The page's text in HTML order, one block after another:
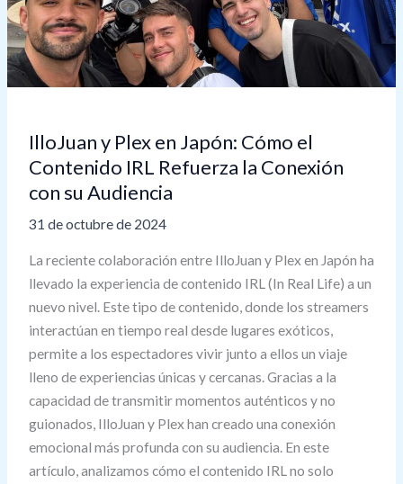
IlloJuan y Plex en Japón: Cómo el
Contenido IRL Refuerza la Conexión
con su Audiencia
31 de octubre de 2024
La reciente colaboración entre IlloJuan y Plex en Japón ha
llevado la experiencia de contenido IRL (In Real Life) a un
nuevo nivel. Este tipo de contenido, donde los streamers
interactúan en tiempo real desde lugares exóticos,
permite a los espectadores vivir junto a ellos un viaje
lleno de experiencias únicas y cercanas. Gracias a la
capacidad de transmitir momentos auténticos y no
guionados, IlloJuan y Plex han creado una conexión
emocional más profunda con su audiencia. En este
artículo, analizamos cómo el contenido IRL no solo
Japón:
Cómo
el
Contenido
la
Conexión
con
su